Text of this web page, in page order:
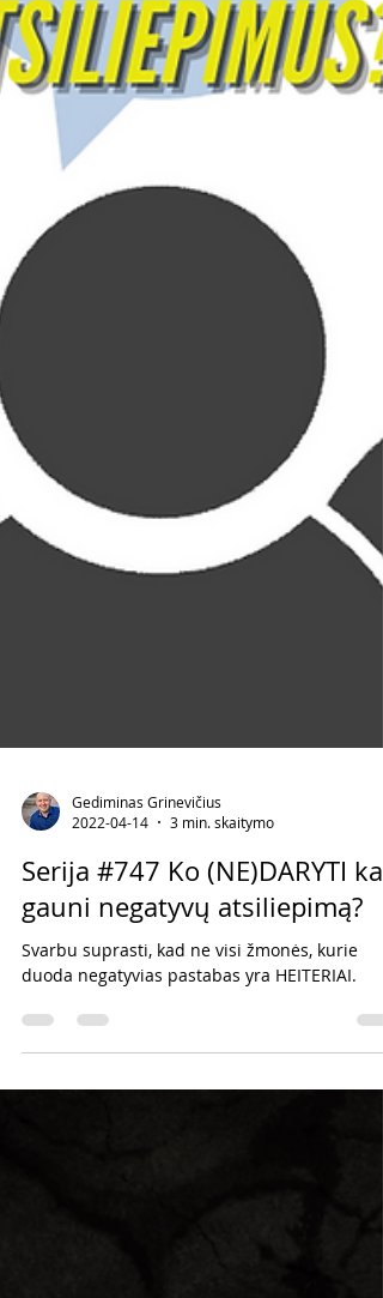
Gediminas Grinevičius
2022-04-14
3 min. skaitymo
Serija #747 Ko (NE)DARYTI kai
gauni negatyvų atsiliepimą?
Svarbu suprasti, kad ne visi žmonės, kurie